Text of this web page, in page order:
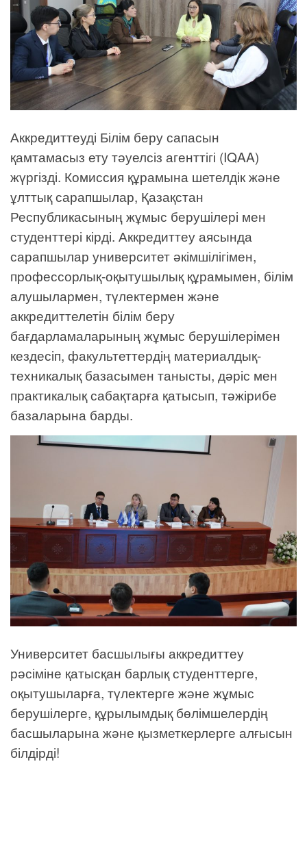
Аккредиттеуді Білім беру сапасын
қамтамасыз ету тәуелсіз агенттігі (IQAA)
жүргізді. Комиссия құрамына шетелдік және
ұлттық сарапшылар, Қазақстан
Республикасының жұмыс берушілері мен
студенттері кірді. Аккредиттеу аясында
сарапшылар университет әкімшілігімен,
профессорлық-оқытушылық құрамымен, білім
алушылармен, түлектермен және
аккредиттелетін білім беру
бағдарламаларының жұмыс берушілерімен
кездесіп, факультеттердің материалдық-
техникалық базасымен танысты, дәріс мен
практикалық сабақтарға қатысып, тәжірибе
базаларына барды.
Университет басшылығы аккредиттеу
рәсіміне қатысқан барлық студенттерге,
оқытушыларға, түлектерге және жұмыс
берушілерге, құрылымдық бөлімшелердің
басшыларына және қызметкерлерге алғысын
білдірді!